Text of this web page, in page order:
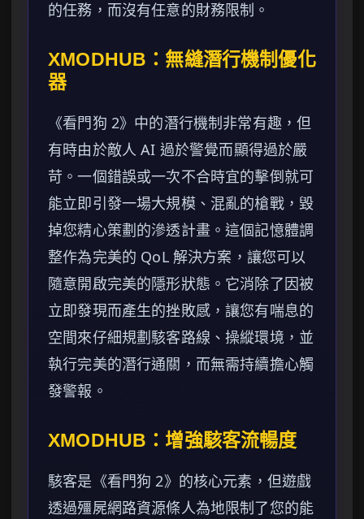
的任務，而沒有任意的財務限制。
XMODHUB：無縫潛行機制優化
器
《看門狗 2》中的潛行機制非常有趣，但
有時由於敵人 AI 過於警覺而顯得過於嚴
苛。一個錯誤或一次不合時宜的擊倒就可
能立即引發一場大規模、混亂的槍戰，毀
掉您精心策劃的滲透計畫。這個記憶體調
整作為完美的 QoL 解決方案，讓您可以
隨意開啟完美的隱形狀態。它消除了因被
立即發現而產生的挫敗感，讓您有喘息的
空間來仔細規劃駭客路線、操縱環境，並
執行完美的潛行通關，而無需持續擔心觸
發警報。
XMODHUB：增強駭客流暢度
駭客是《看門狗 2》的核心元素，但遊戲
透過殭屍網路資源條人為地限制了您的能